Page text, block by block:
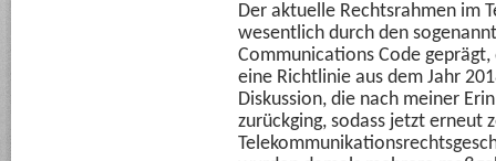
Der aktuelle Rechtsrahmen im
wesentlich durch den
Communications Code geprägt,
eine Richtlinie aus dem Jahr
Diskussion, die nach meiner
zurückging, sodass jetzt erneut